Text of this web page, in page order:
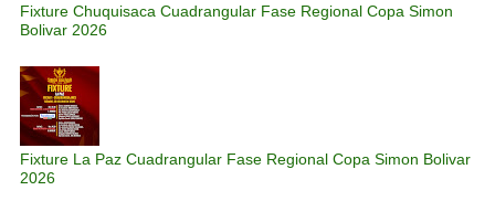
Fixture Chuquisaca Cuadrangular Fase Regional Copa Simon
Bolivar 2026
Fixture La Paz Cuadrangular Fase Regional Copa Simon Bolivar
2026